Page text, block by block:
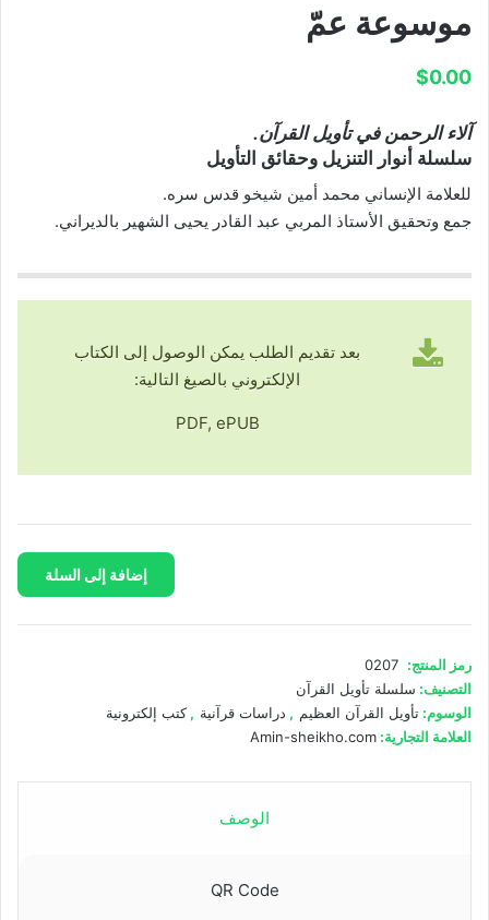
موسوعة عمّ
$0.00
آلاء الرحمن في تأويل القرآن.
سلسلة أنوار التنزيل وحقائق التأويل
للعلامة الإنساني محمد أمين شيخو قدس سره.
جمع وتحقيق الأستاذ المربي عبد القادر يحيى الشهير بالديراني.
بعد تقديم الطلب يمكن الوصول إلى الكتاب
الإلكتروني بالصيغ التالية:
PDF, ePUB
إضافة إلى السلة
رمز المنتج: 0207
التصنيف: سلسلة تأويل القرآن
الوسوم: تأويل القرآن العظيم , دراسات قرآنية ,كتب إلكترونية
العلامة التجارية: Amin-sheikho.com
الوصف
QR Code